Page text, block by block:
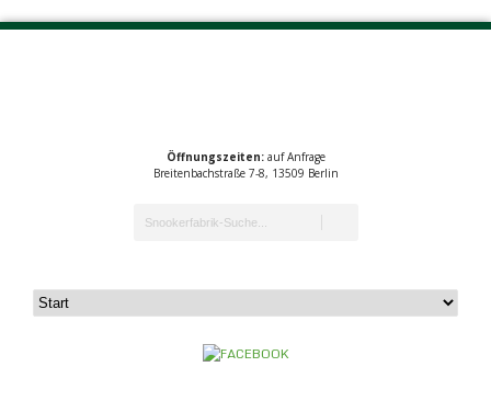
Öffnungszeiten:auf Anfrage
Breitenbachstraße 7-8, 13509 Berlin